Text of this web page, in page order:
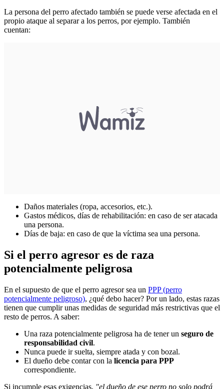
La persona del perro afectado también se puede verse afectada en el
propio ataque al separar a los perros, por ejemplo. También
cuentan:
Daños materiales (ropa, accesorios, etc.).
Gastos médicos, días de rehabilitación: en caso de ser atacada
una persona.
Días de baja: en caso de que la víctima sea una persona.
Si el perro agresor es de raza
potencialmente peligrosa
En el supuesto de que el perro agresor sea un PPP (perro
potencialmente peligroso), ¿qué debo hacer? Por un lado, estas razas
tienen que cumplir unas medidas de seguridad más restrictivas que el
resto de perros. A saber:
Una raza potencialmente peligrosa ha de tener un seguro de
responsabilidad civil.
Nunca puede ir suelta, siempre atada y con bozal.
El dueño debe contar con la licencia para PPP
correspondiente.
Si incumple esas exigencias, "el dueño de ese perro no solo podrá